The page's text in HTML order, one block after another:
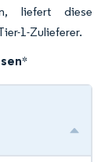
liefert diese
1-Zulieferer.
*